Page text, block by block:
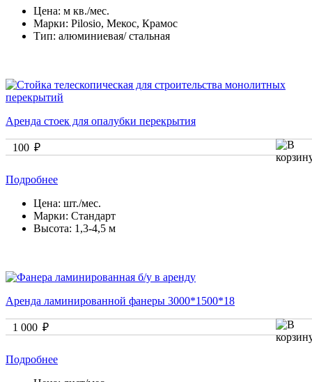
Цена: м кв./мес.
Марки: Pilosio, Мекос, Крамос
Тип: алюминиевая/ стальная
Аренда стоек для опалубки перекрытия
100 ₽
Подробнее
Цена: шт./мес.
Марки: Стандарт
Высота: 1,3-4,5 м
Аренда ламинированной фанеры 3000*1500*18
1 000 ₽
Подробнее